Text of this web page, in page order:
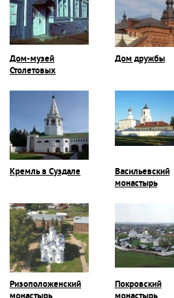
Дом-музей
Столетовых
Дом дружбы
Кремль в Суздале
Васильевский
монастырь
Ризоположенский
Покровский